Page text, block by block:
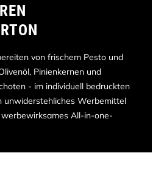
P
von frischem Pesto und
Pinienkernen und
- im individuell bedruckten
unwiderstehliches Werbemittel
All-in-one-